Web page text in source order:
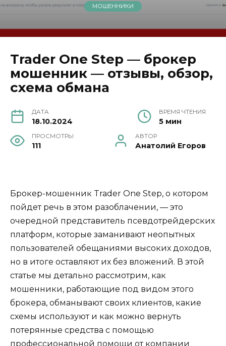
МОШЕННИКИ
Trader One Step — брокер
мошенник — отзывы, обзор,
схема обмана
ДАТА
18.10.2024
ВРЕМЯ ЧТЕНИЯ
5 мин
ПРОСМОТРЫ
111
АВТОР
Анатолий Егоров
Брокер-мошенник Trader One Step, о котором
пойдет речь в этом разоблачении, — это
очередной представитель псевдотрейдерских
платформ, которые заманивают неопытных
пользователей обещаниями высоких доходов,
но в итоге оставляют их без вложений. В этой
статье мы детально рассмотрим, как
мошенники, работающие под видом этого
брокера, обманывают своих клиентов, какие
схемы используют и как можно вернуть
потерянные средства с помощью
профессиональной помощи от компании